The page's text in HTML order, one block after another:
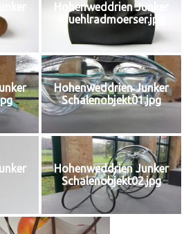
Hohenweddrien Junker
Muehlradmoerser.jpg
Hohenweddrien Junker
Schalenobjekt01.jpg
Hohenweddrien Junker
Schalenobjekt02.jpg